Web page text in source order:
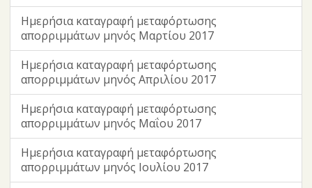
Ημερήσια καταγραφή μεταφόρτωσης
απορριμμάτων μηνός Μαρτίου 2017
Ημερήσια καταγραφή μεταφόρτωσης
απορριμμάτων μηνός Απριλίου 2017
Ημερήσια καταγραφή μεταφόρτωσης
απορριμμάτων μηνός Μαΐου 2017
Ημερήσια καταγραφή μεταφόρτωσης
απορριμμάτων μηνός Ιουλίου 2017